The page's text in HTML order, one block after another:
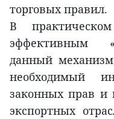
торговых правил.
В
эффективным
данный
необходимый
законных прав и
экспортных